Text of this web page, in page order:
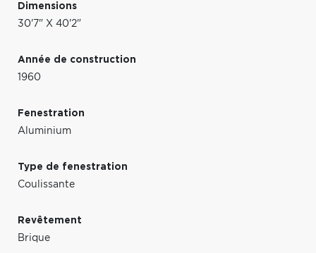
Dimensions
30'7" X 40'2"
Année de construction
1960
Fenestration
Aluminium
Type de fenestration
Coulissante
Revêtement
Brique